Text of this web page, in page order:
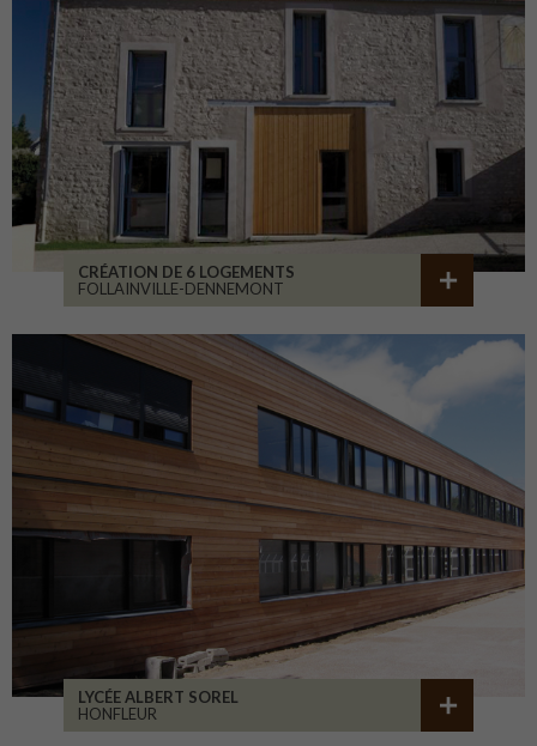
CRÉATION DE 6 LOGEMENTS
FOLLAINVILLE-DENNEMONT
LYCÉE ALBERT SOREL
HONFLEUR